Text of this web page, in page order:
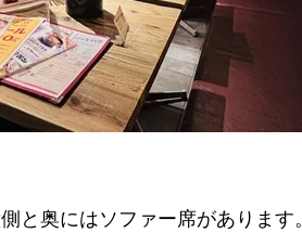
と奥にはソファー席があります。